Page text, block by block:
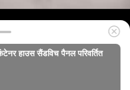
हाउस सैंडविच पैनल परिवर्तित